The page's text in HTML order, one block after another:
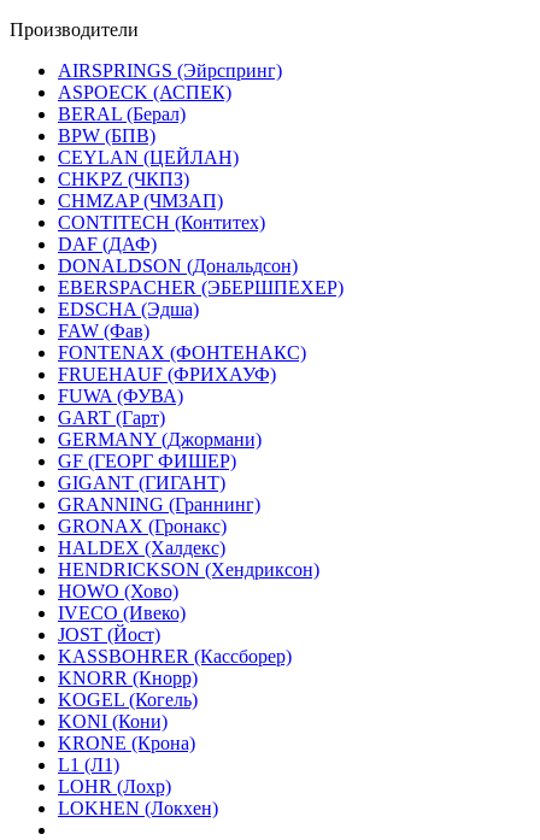
Производители
AIRSPRINGS (Эйрспринг)
ASPOECK (АСПЕК)
BERAL (Берал)
BPW (БПВ)
CEYLAN (ЦЕЙЛАН)
CHKPZ (ЧКПЗ)
CHMZAP (ЧМЗАП)
CONTITECH (Контитех)
DAF (ДАФ)
DONALDSON (Дональдсон)
EBERSPACHER (ЭБЕРШПЕХЕР)
EDSCHA (Эдша)
FAW (Фав)
FONTENAX (ФОНТЕНАКС)
FRUEHAUF (ФРИХАУФ)
FUWA (ФУВА)
GART (Гарт)
GERMANY (Джормани)
GF (ГЕОРГ ФИШЕР)
GIGANT (ГИГАНТ)
GRANNING (Граннинг)
GRONAX (Гронакс)
HALDEX (Халдекс)
HENDRICKSON (Хендриксон)
HOWO (Хово)
IVECO (Ивеко)
JOST (Йост)
KASSBOHRER (Касcборер)
KNORR (Кнорр)
KOGEL (Когель)
KONI (Кони)
KRONE (Крона)
L1 (Л1)
LOHR (Лохр)
LOKHEN (Локхен)